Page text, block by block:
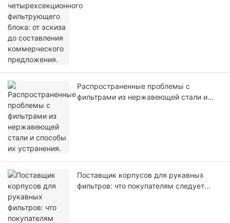
блока: от эскиза до составления
Распространенные проблемы с
фильтрами из нержавеющей стали и
Поставщик корпусов для рукавных
фильтров: что покупателям следует